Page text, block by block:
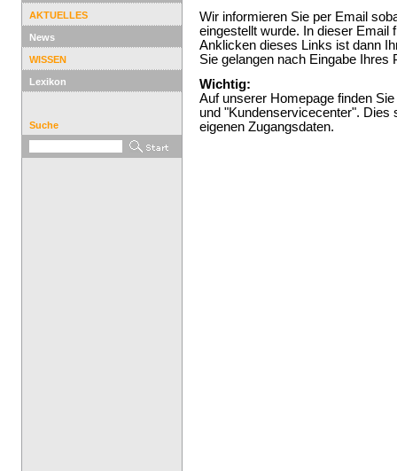
AKTUELLES
News
WISSEN
Lexikon
Suche
Wir informieren Sie per Email
eingestellt wurde. In dieser Email
Anklicken dieses Links ist dann
Sie gelangen nach Eingabe
Wichtig:
Auf unserer Homepage finden
und "Kundenservicecenter". Dies
eigenen Zugangsdaten.